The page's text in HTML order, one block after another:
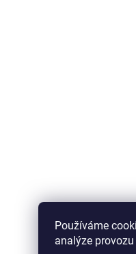
Používáme
analýze